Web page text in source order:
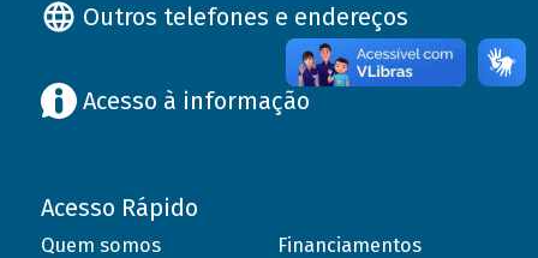
Outros telefones e endereços
Acesso à informação
Acesso Rápido
Quem somos
Financiamentos